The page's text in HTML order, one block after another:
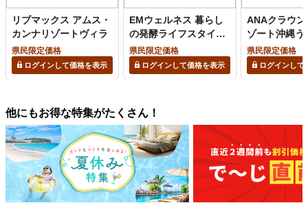
リブマックス アムス・
カンナリゾートヴィラ
県民限定価格
ログインして価格を表示
EMウェルネス 暮らし
の発酵ライフスタイル
リゾート
県民限定価格
ログインして価格を表示
ANAクラウ
ゾート沖縄う
ズ
県民限定価格
ログインして
他にもお得な特集がたくさん！